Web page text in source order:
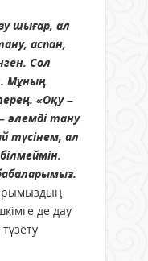
шығар, ал
аспан,
Сол
Мұның
«Оқу –
әлемді тану
түсінем, ал
де дау